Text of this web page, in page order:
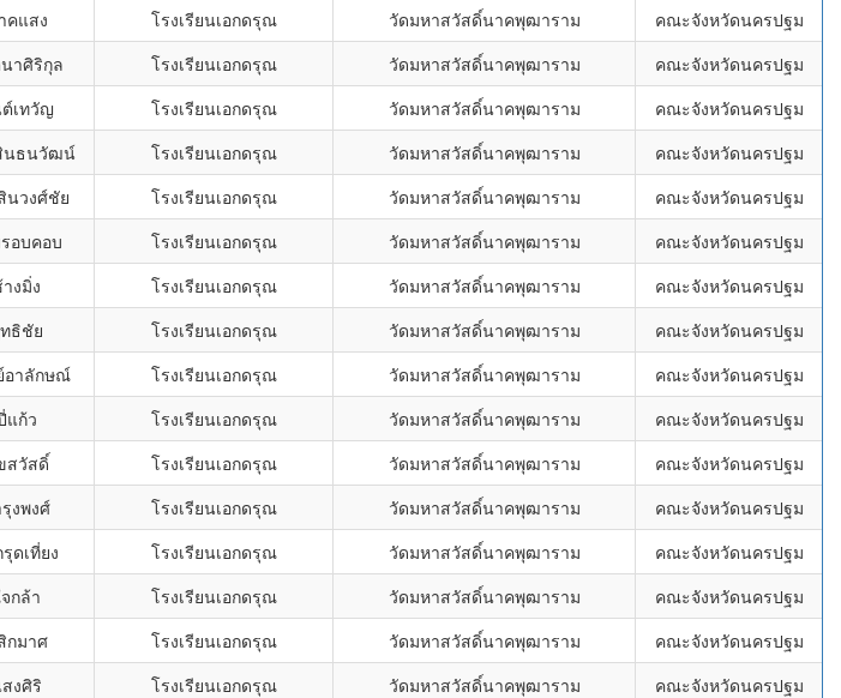
คแสง โรงเรียนเอกดรุณ วัดมหาสวัสดิ์นาคพุฒาราม
คณะจังหวัดนครปฐม
าศิริกุล โรงเรียนเอกดรุณ วัดมหาสวัสดิ์นาคพุฒาราม
คณะจังหวัดนครปฐม
เทวัญ โรงเรียนเอกดรุณ วัดมหาสวัสดิ์นาคพุฒาราม
คณะจังหวัดนครปฐม
นธนวัฒน์ โรงเรียนเอกดรุณ วัดมหาสวัสดิ์นาคพุฒาราม
คณะจังหวัดนครปฐม
นวงศ์ชัย โรงเรียนเอกดรุณ วัดมหาสวัสดิ์นาคพุฒาราม
คณะจังหวัดนครปฐม
อบคอบ โรงเรียนเอกดรุณ วัดมหาสวัสดิ์นาคพุฒาราม
คณะจังหวัดนครปฐม
งมิ่ง โรงเรียนเอกดรุณ วัดมหาสวัสดิ์นาคพุฒาราม
คณะจังหวัดนครปฐม
ธิชัย โรงเรียนเอกดรุณ วัดมหาสวัสดิ์นาคพุฒาราม
คณะจังหวัดนครปฐม
อาลักษณ์ โรงเรียนเอกดรุณ วัดมหาสวัสดิ์นาคพุฒาราม
คณะจังหวัดนครปฐม
แก้ว โรงเรียนเอกดรุณ วัดมหาสวัสดิ์นาคพุฒาราม
คณะจังหวัดนครปฐม
สวัสดิ์ โรงเรียนเอกดรุณ วัดมหาสวัสดิ์นาคพุฒาราม
คณะจังหวัดนครปฐม
งพงศ์ โรงเรียนเอกดรุณ วัดมหาสวัสดิ์นาคพุฒาราม
คณะจังหวัดนครปฐม
ดเที่ยง โรงเรียนเอกดรุณ วัดมหาสวัสดิ์นาคพุฒาราม
คณะจังหวัดนครปฐม
กล้า โรงเรียนเอกดรุณ วัดมหาสวัสดิ์นาคพุฒาราม
คณะจังหวัดนครปฐม
กมาศ โรงเรียนเอกดรุณ วัดมหาสวัสดิ์นาคพุฒาราม
คณะจังหวัดนครปฐม
งศิริ โรงเรียนเอกดรุณ วัดมหาสวัสดิ์นาคพุฒาราม
คณะจังหวัดนครปฐม